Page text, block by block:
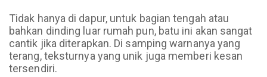
Tidak hanya di dapur, untuk bagian tengah atau
bahkan dinding luar rumah pun, batu ini akan sangat
cantik jika diterapkan. Di samping warnanya yang
terang, teksturnya yang unik juga memberi kesan
tersendiri.